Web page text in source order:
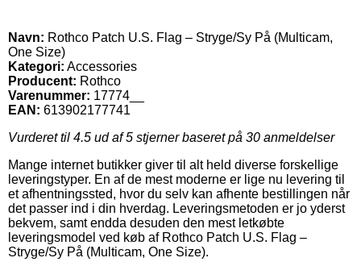
Navn: Rothco Patch U.S. Flag – Stryge/Sy På (Multicam,
One Size)
Kategori: Accessories
Producent: Rothco
Varenummer: 17774__
EAN: 613902177741
Vurderet til 4.5 ud af 5 stjerner baseret på 30 anmeldelser
Mange internet butikker giver til alt held diverse forskellige
leveringstyper. En af de mest moderne er lige nu levering til
et afhentningssted, hvor du selv kan afhente bestillingen når
det passer ind i din hverdag. Leveringsmetoden er jo yderst
bekvem, samt endda desuden den mest letkøbte
leveringsmodel ved køb af Rothco Patch U.S. Flag –
Stryge/Sy På (Multicam, One Size).